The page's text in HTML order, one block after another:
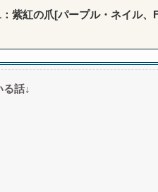
紫紅の爪[パープル・ネイル、
話↓